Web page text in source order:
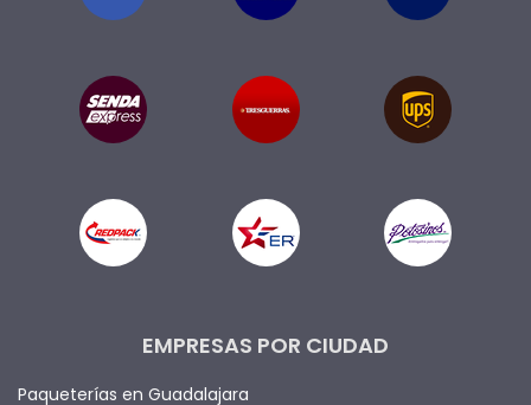
EMPRESAS POR CIUDAD
Paqueterías en Guadalajara